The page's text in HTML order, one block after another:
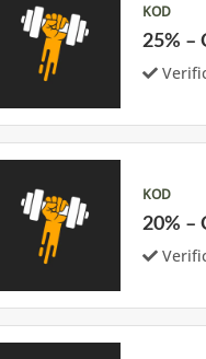
KOD
25% –
KOD
20% –